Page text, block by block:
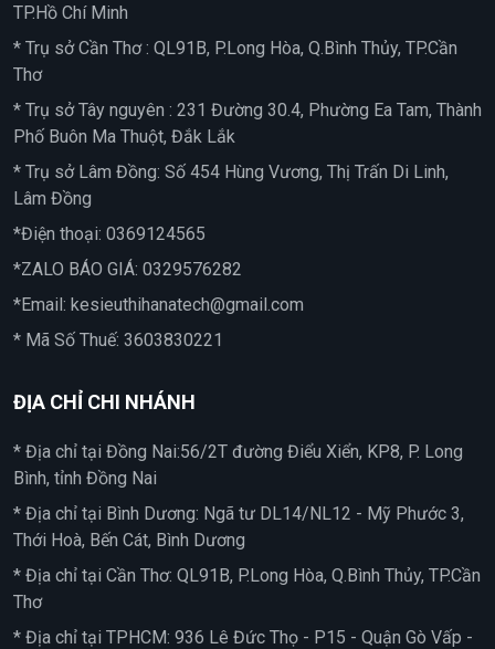
TP.Hồ Chí Minh
* Trụ sở Cần Thơ : QL91B, P.Long Hòa, Q.Bình Thủy, TP.Cần
Thơ
* Trụ sở Tây nguyên : 231 Đường 30.4, Phường Ea Tam, Thành
Phố Buôn Ma Thuột, Đắk Lắk
* Trụ sở Lâm Đồng: Số 454 Hùng Vương, Thị Trấn Di Linh,
Lâm Đồng
*Điện thoại: 0369124565
*ZALO BÁO GIÁ: 0329576282
*Email: kesieuthihanatech@gmail.com
* Mã Số Thuế: 3603830221
ĐỊA CHỈ CHI NHÁNH
* Địa chỉ tại Đồng Nai:56/2T đường Điểu Xiển, KP8, P. Long
Bình, tỉnh Đồng Nai
* Địa chỉ tại Bình Dương: Ngã tư DL14/NL12 - Mỹ Phước 3,
Thới Hoà, Bến Cát, Bình Dương
* Địa chỉ tại Cần Thơ: QL91B, P.Long Hòa, Q.Bình Thủy, TP.Cần
Thơ
* Địa chỉ tại TPHCM: 936 Lê Đức Thọ - P15 - Quận Gò Vấp -